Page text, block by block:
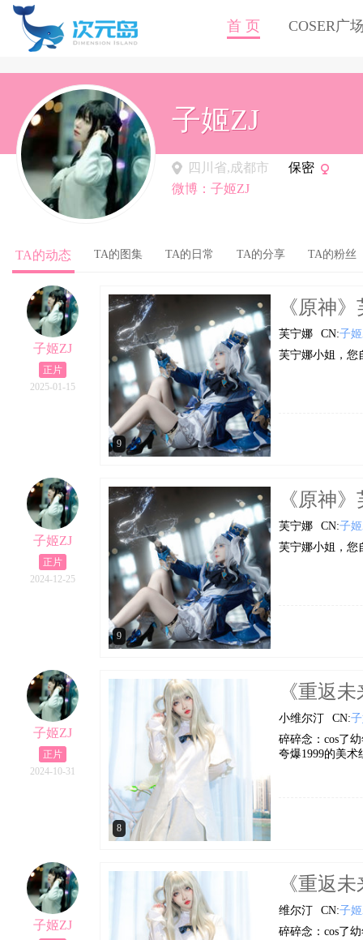
首 页 COSER广
子姬ZJ
四川省,成都市
保密
微博：子姬ZJ
TA的动态 TA的图集 TA的日常 TA的分享 TA的粉丝
子姬ZJ
正片
2025-01-15
9
《原神
芙宁娜 CN:子
芙宁娜小姐，
子姬ZJ
正片
2024-12-25
9
《原神
芙宁娜 CN:子
芙宁娜小姐，
子姬ZJ
正片
2024-10-31
8
《重返
小维尔汀 CN:
碎碎念：cos了
夸爆1999的美术
子姬ZJ
《重返
维尔汀 CN:子
碎碎念：cos了